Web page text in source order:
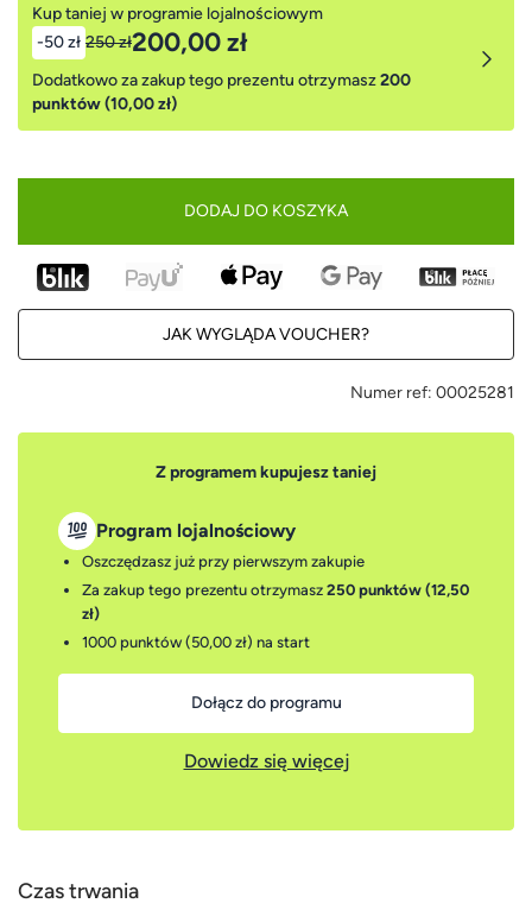
Kup taniej w programie lojalnościowym
-50 zł 250 zł200,00 zł
Dodatkowo za zakup tego prezentu otrzymasz200
punktów (10,00 zł)
DODAJ DO KOSZYKA
JAK WYGLĄDA VOUCHER?
Numer ref: 00025281
Z programem kupujesz taniej
Program lojalnościowy
Oszczędzasz już przy pierwszym zakupie
Za zakup tego prezentu otrzymasz 250 punktów (12,50
zł)
1000 punktów (50,00 zł) na start
Dołącz do programu
Dowiedz się więcej
Czas trwania